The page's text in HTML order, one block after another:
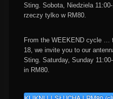
Sting. Sobota, Niedziela
rzeczy tylko w RM80.
From the WEEKEND cycle …
18, we invite you to our
Sting. Saturday, Sunday
in RM80.